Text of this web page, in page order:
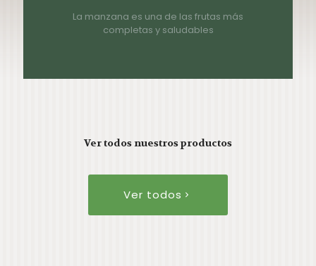
La manzana es una de las frutas más
completas y saludables
Ver todos nuestros productos
Ver todos